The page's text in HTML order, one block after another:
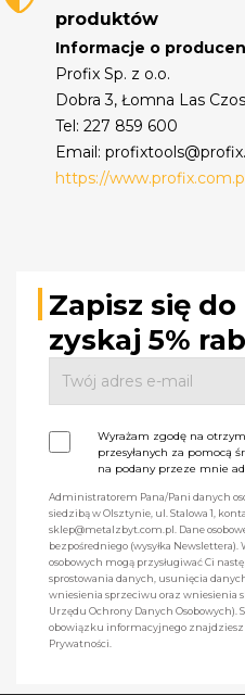
produktów
Informacje o
Profix Sp. z o.o.
Dobra 3, Łomna Las
Tel: 227 859 600
Email:
https://
Zapisz się
zyskaj 5%
Wyrażam zgodę na
przesyłanych za pomocą
na podany przeze mnie
Administratorem Pana/Pani danych
siedzibą w Olsztynie, ul. Stalowa 1,
sklep@metalzbyt.com.pl. Dane
bezpośredniego (wysyłka
osobowych mogą przysługiwać Ci
sprostowania danych, usunięcia
wniesienia sprzeciwu oraz wniesienia
Urzędu Ochrony Danych Osobowych).
obowiązku informacyjnego
Prywatności.